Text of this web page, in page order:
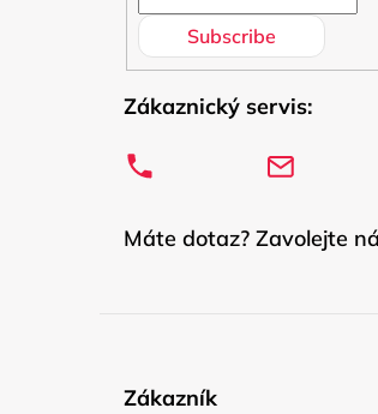
Subscribe
Zákaznický servis:
Máte dotaz? Zavolejte
Zákazník